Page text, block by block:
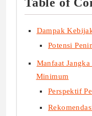
Table of
Dampak
Potensi
Manfaat
Minimum
Perspektif